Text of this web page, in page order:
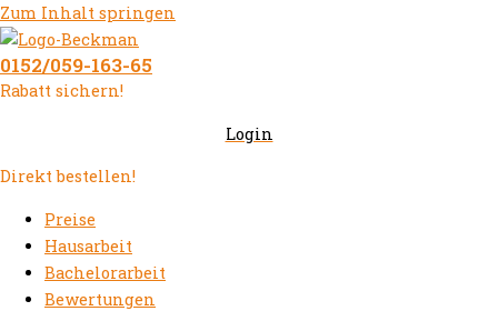
Zum Inhalt springen
0152/059-163-65
Rabatt sichern!
Login
Direkt bestellen!
Preise
Hausarbeit
Bachelorarbeit
Bewertungen